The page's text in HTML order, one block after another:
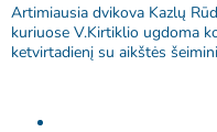
Artimiausia dvikova Kazlų
kuriuose V.Kirtiklio ugdoma
ketvirtadienį su aikštės